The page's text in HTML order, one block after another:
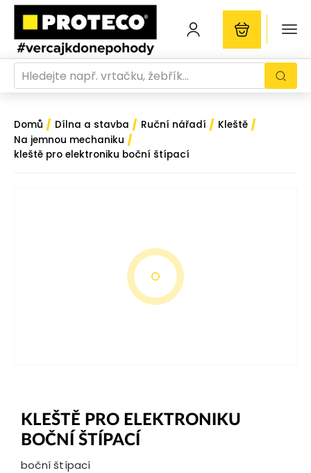
Domů / Dílna a stavba / Ruční nářadí / Kleště /
Na jemnou mechaniku /
kleště pro elektroniku boční štípací
KLEŠTĚ PRO ELEKTRONIKU
BOČNÍ ŠTÍPACÍ
boční štípací